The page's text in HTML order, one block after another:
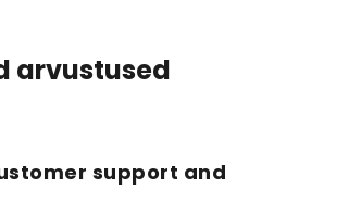
arvustused
support and